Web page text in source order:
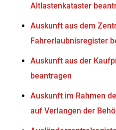
Altlastenkataster
Auskunft aus dem
Fahrerlaubnisregister
Auskunft aus der
beantragen
Auskunft im Rahmen
auf Verlangen der